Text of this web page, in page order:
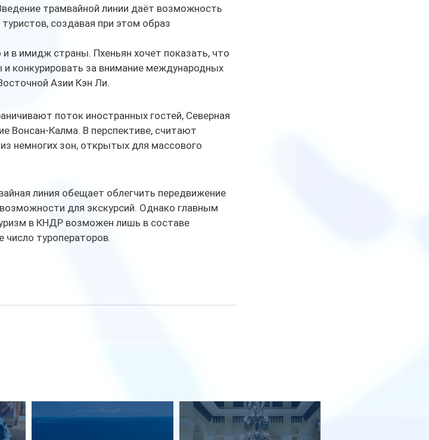
трамвайной линии даёт возможность
создавая при этом образ
в имидж страны. Пхеньян хочет показать, что
конкурировать за внимание международных
Азии Кэн Ли.
поток иностранных гостей, Северная
Вонсан-Калма. В перспективе, считают
немногих зон, открытых для массового
линия обещает облегчить передвижение
для экскурсий. Однако главным
в КНДР возможен лишь в составе
число туроператоров.